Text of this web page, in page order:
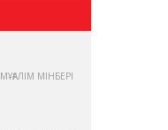
МҰҒАЛІМ МІНБЕРІ